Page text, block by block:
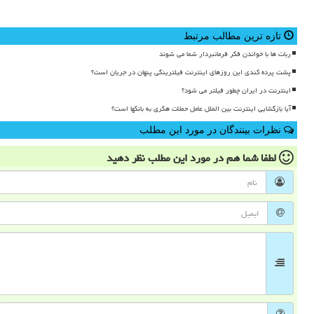
تازه ترین مطالب مرتبط
ربات ها با خواندن فکر فرمانبردار شما می شوند
پشت پرده کندی این روزهای اینترنت فیلترینگی پنهان در جریان است؟
اینترنت در ایران چطور فیلتر می شود؟
آیا بازگشایی اینترنت بین الملل عامل حملات هکری به بانکها است؟
نظرات بینندگان در مورد این مطلب
لطفا شما همدر مورد این مطلبنظر دهید